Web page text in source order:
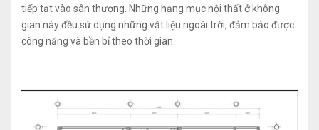
tiếp tạt vào sân thượng. Những hạng mục nội thất ở không
gian này đều sử dụng những vật liệu ngoài trời, đảm bảo được
công năng và bền bỉ theo thời gian.